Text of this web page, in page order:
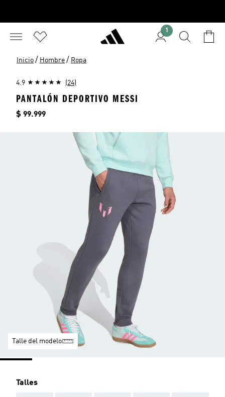
1
Inicio / Hombre / Ropa
4.9 (24)
PANTALÓN DEPORTIVO MESSI
Precio
$ 99.999
Talle del modelo
Talles